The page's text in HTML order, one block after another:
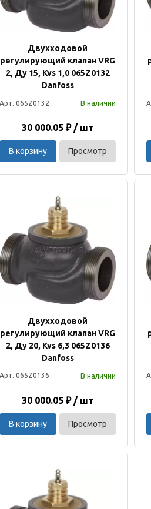
Двухходовой
регулирующий клапан VRG
2, Ду 15, Kvs 1,0 065Z0132
Danfoss
Арт. 065Z0132 В наличии
30 000.05 ₽ / шт
В корзину Просмотр
Двухходовой
регулирующий клапан VRG
2, Ду 20, Kvs 6,3 065Z0136
Danfoss
Арт. 065Z0136 В наличии
30 000.05 ₽ / шт
В корзину Просмотр